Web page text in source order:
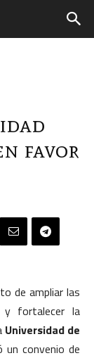
favor
de ampliar las
y fortalecer la
Universidad de
convenio de